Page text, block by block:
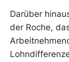
Darüber
der Roche,